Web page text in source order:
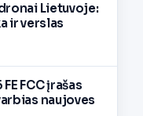
Lietuvoje:
ir verslas
FCC įrašas
naujoves